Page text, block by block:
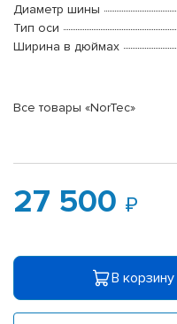
Диаметр шины
Тип оси
Ширина в дюймах
Все товары «NorTec»
27 500
В корзину